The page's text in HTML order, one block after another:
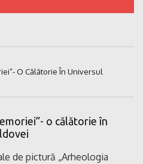
O Călătorie În Universul
o călătorie în
de pictură „Arheologia